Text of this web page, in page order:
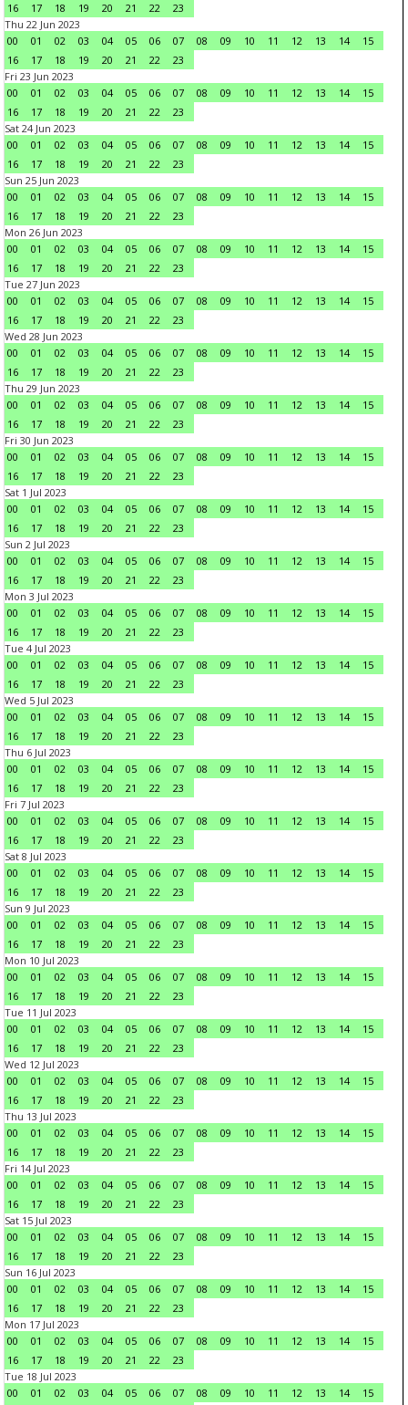
16
17 18 19 20 21 22
23
Thu 22 Jun 2023
00
01 02 03 04 05 06 07 08 09 10 11 12 13 14
15
16
17 18 19 20 21 22
23
Fri 23 Jun 2023
00
01 02 03 04 05 06 07 08 09 10 11 12 13 14
15
16
17 18 19 20 21 22
23
Sat 24 Jun 2023
00
01 02 03 04 05 06 07 08 09 10 11 12 13 14
15
16
17 18 19 20 21 22
23
Sun 25 Jun 2023
00
01 02 03 04 05 06 07 08 09 10 11 12 13 14
15
16
17 18 19 20 21 22
23
Mon 26 Jun 2023
00
01 02 03 04 05 06 07 08 09 10 11 12 13 14
15
16
17 18 19 20 21 22
23
Tue 27 Jun 2023
00
01 02 03 04 05 06 07 08 09 10 11 12 13 14
15
16
17 18 19 20 21 22
23
Wed 28 Jun 2023
00
01 02 03 04 05 06 07 08 09 10 11 12 13 14
15
16
17 18 19 20 21 22
23
Thu 29 Jun 2023
00
01 02 03 04 05 06 07 08 09 10 11 12 13 14
15
16
17 18 19 20 21 22
23
Fri 30 Jun 2023
00
01 02 03 04 05 06 07 08 09 10 11 12 13 14
15
16
17 18 19 20 21 22
23
Sat 1 Jul 2023
00
01 02 03 04 05 06 07 08 09 10 11 12 13 14
15
16
17 18 19 20 21 22
23
Sun 2 Jul 2023
00
01 02 03 04 05 06 07 08 09 10 11 12 13 14
15
16
17 18 19 20 21 22
23
Mon 3 Jul 2023
00
01 02 03 04 05 06 07 08 09 10 11 12 13 14
15
16
17 18 19 20 21 22
23
Tue 4 Jul 2023
00
01 02 03 04 05 06 07 08 09 10 11 12 13 14
15
16
17 18 19 20 21 22
23
Wed 5 Jul 2023
00
01 02 03 04 05 06 07 08 09 10 11 12 13 14
15
16
17 18 19 20 21 22
23
Thu 6 Jul 2023
00
01 02 03 04 05 06 07 08 09 10 11 12 13 14
15
16
17 18 19 20 21 22
23
Fri 7 Jul 2023
00
01 02 03 04 05 06 07 08 09 10 11 12 13 14
15
16
17 18 19 20 21 22
23
Sat 8 Jul 2023
00
01 02 03 04 05 06 07 08 09 10 11 12 13 14
15
16
17 18 19 20 21 22
23
Sun 9 Jul 2023
00
01 02 03 04 05 06 07 08 09 10 11 12 13 14
15
16
17 18 19 20 21 22
23
Mon 10 Jul 2023
00
01 02 03 04 05 06 07 08 09 10 11 12 13 14
15
16
17 18 19 20 21 22
23
Tue 11 Jul 2023
00
01 02 03 04 05 06 07 08 09 10 11 12 13 14
15
16
17 18 19 20 21 22
23
Wed 12 Jul 2023
00
01 02 03 04 05 06 07 08 09 10 11 12 13 14
15
16
17 18 19 20 21 22
23
Thu 13 Jul 2023
00
01 02 03 04 05 06 07 08 09 10 11 12 13 14
15
16
17 18 19 20 21 22
23
Fri 14 Jul 2023
00
01 02 03 04 05 06 07 08 09 10 11 12 13 14
15
16
17 18 19 20 21 22
23
Sat 15 Jul 2023
00
01 02 03 04 05 06 07 08 09 10 11 12 13 14
15
16
17 18 19 20 21 22
23
Sun 16 Jul 2023
00
01 02 03 04 05 06 07 08 09 10 11 12 13 14
15
16
17 18 19 20 21 22
23
Mon 17 Jul 2023
00
01 02 03 04 05 06 07 08 09 10 11 12 13 14
15
16
17 18 19 20 21 22
23
Tue 18 Jul 2023
00
01 02 03 04 05 06 07 08 09 10 11 12 13 14 15